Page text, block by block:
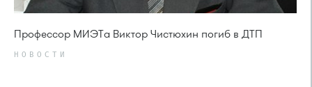
Профессор МИЭТа Виктор Чистюхин погиб в ДТП
НОВОСТИ